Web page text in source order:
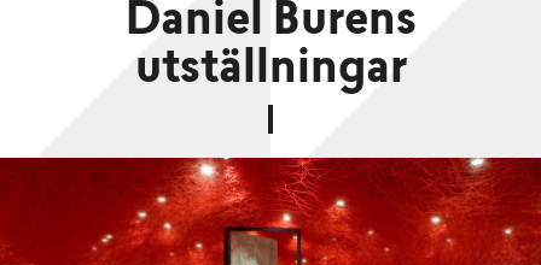
Daniel Burens
utställningar